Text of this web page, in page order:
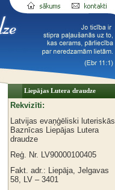
Liepājas Lutera draudze
Rekvizīti:
Latvijas evaņģēliski luteriskās
Baznīcas Liepājas Lutera
draudze
Reģ. Nr. LV90000100405
Fakt. adr.: Liepāja, Jelgavas
58, LV – 3401